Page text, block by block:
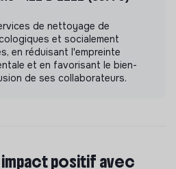
de nettoyage de
et socialement
en réduisant l'empreinte
et en favorisant le bien-
de ses collaborateurs.
impact positif avec